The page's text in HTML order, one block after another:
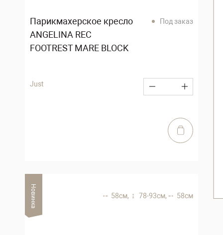
Парикмахерское кресло
ANGELINA REC
FOOTREST MARE BLOCK
Под заказ
Just
Новинка 58 см, 78-93 см, 58 см